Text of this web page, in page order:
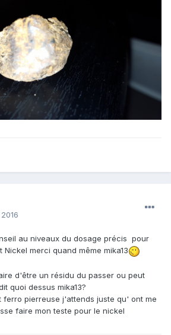
au niveaux du dosage précis pour
merci quand même mika13
d'être un résidu du passer ou peut
quoi dessus mika13?
ferro pierreuse j'attends juste qu' ont me
faire mon teste pour le nickel